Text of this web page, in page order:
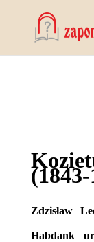
Zdzisław
Habdank